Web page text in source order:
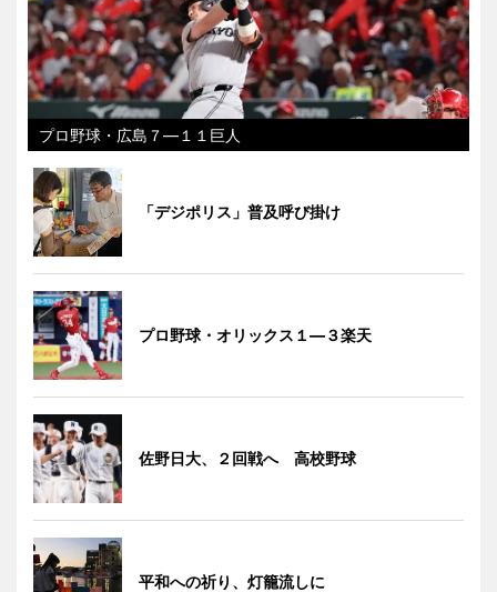
プロ野球・広島７―１１巨人
「デジポリス」普及呼び掛け
プロ野球・オリックス１―３楽天
佐野日大、２回戦へ 高校野球
平和への祈り、灯籠流しに